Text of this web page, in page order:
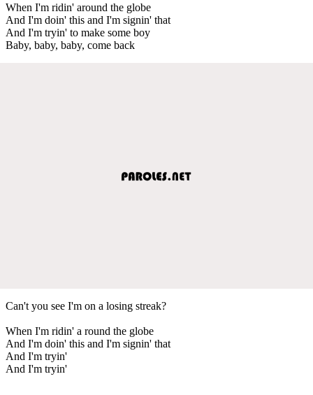
When I'm ridin' around the globe
And I'm doin' this and I'm signin' that
And I'm tryin' to make some boy
Baby, baby, baby, come back
Can't you see I'm on a losing streak?
When I'm ridin' a round the globe
And I'm doin' this and I'm signin' that
And I'm tryin'
And I'm tryin'